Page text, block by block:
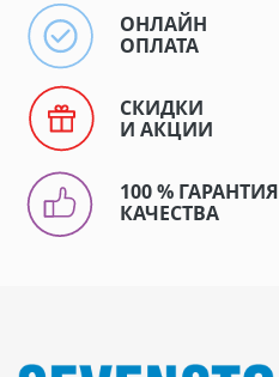
ОНЛАЙН
ОПЛАТА
СКИДКИ
И АКЦИИ
100 % ГАРАНТИЯ
КАЧЕСТВА